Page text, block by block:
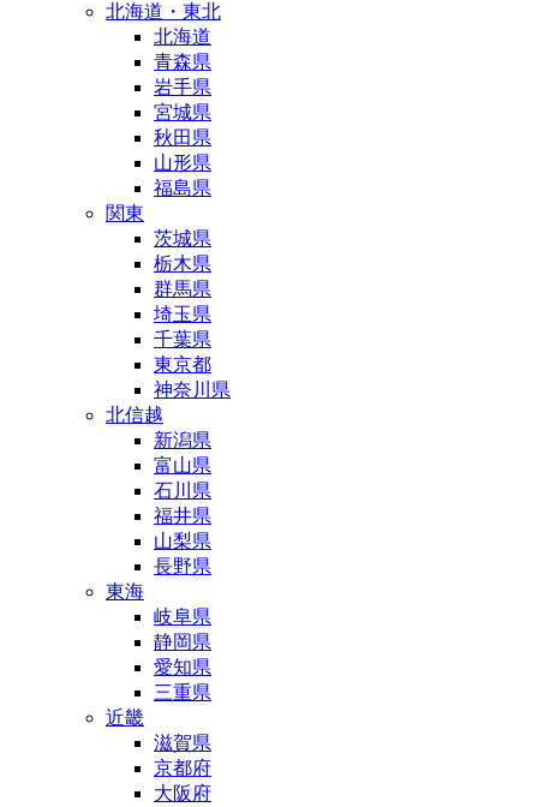
北海道・東北
北海道
青森県
岩手県
宮城県
秋田県
山形県
福島県
関東
茨城県
栃木県
群馬県
埼玉県
千葉県
東京都
神奈川県
北信越
新潟県
富山県
石川県
福井県
山梨県
長野県
東海
岐阜県
静岡県
愛知県
三重県
近畿
滋賀県
京都府
大阪府